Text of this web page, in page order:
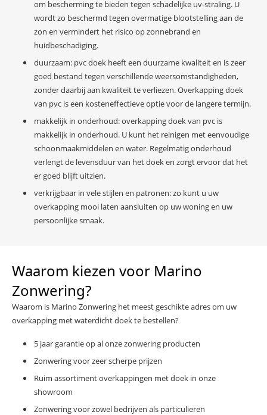
om bescherming te bieden tegen schadelijke uv-straling. U
wordt zo beschermd tegen overmatige blootstelling aan de
zon en vermindert het risico op zonnebrand en
huidbeschadiging.
duurzaam: pvc doek heeft een duurzame kwaliteit en is zeer
goed bestand tegen verschillende weersomstandigheden,
zonder daarbij aan kwaliteit te verliezen. Overkapping doek
van pvc is een kosteneffectieve optie voor de langere termijn.
makkelijk in onderhoud: overkapping doek van pvc is
makkelijk in onderhoud. U kunt het reinigen met eenvoudige
schoonmaakmiddelen en water. Regelmatig onderhoud
verlengt de levensduur van het doek en zorgt ervoor dat het
er goed blijft uitzien.
verkrijgbaar in vele stijlen en patronen: zo kunt u uw
overkapping mooi laten aansluiten op uw woning en uw
persoonlijke smaak.
Waarom kiezen voor Marino
Zonwering?
Waarom is Marino Zonwering het meest geschikte adres om uw
overkapping met waterdicht doek te bestellen?
5 jaar garantie op al onze zonwering producten
Zonwering voor zeer scherpe prijzen
Ruim assortiment overkappingen met doek in onze
showroom
Zonwering voor zowel bedrijven als particulieren